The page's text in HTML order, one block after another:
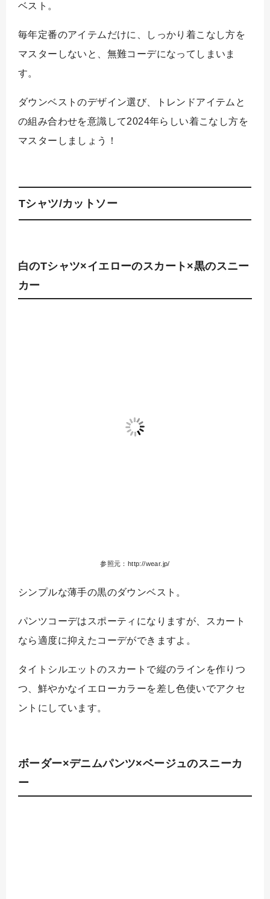
ベスト。
毎年定番のアイテムだけに、しっかり着こなし方を
マスターしないと、無難コーデになってしまいま
す。
ダウンベストのデザイン選び、トレンドアイテムと
の組み合わせを意識して2024年らしい着こなし方を
マスターしましょう！
Tシャツ/カットソー
白のTシャツ×イエローのスカート×黒のスニー
カー
参照元：http://wear.jp/
シンプルな薄手の黒のダウンベスト。
パンツコーデはスポーティになりますが、スカート
なら適度に抑えたコーデができますよ。
タイトシルエットのスカートで縦のラインを作りつ
つ、鮮やかなイエローカラーを差し色使いでアクセ
ントにしています。
ボーダー×デニムパンツ×ベージュのスニーカ
ー